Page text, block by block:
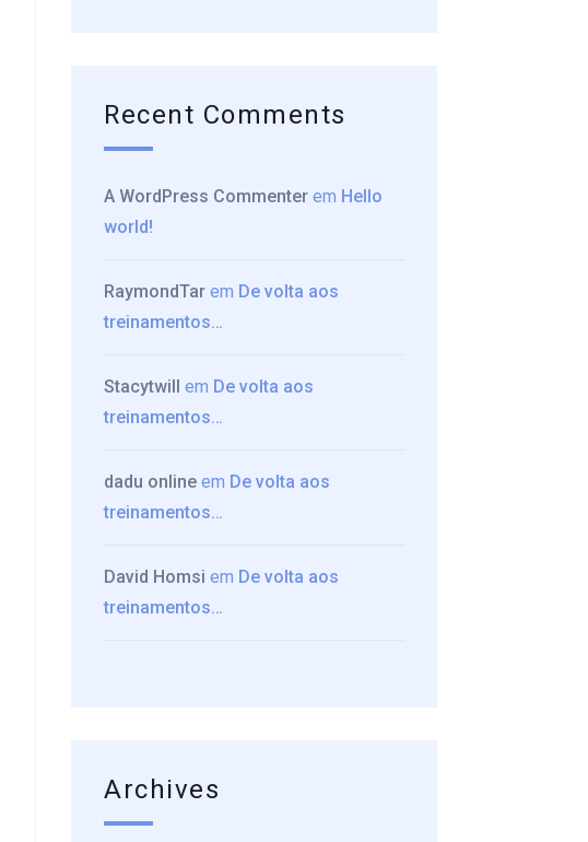
Recent Comments
A WordPress Commenter em Hello
world!
RaymondTar em De volta aos
treinamentos…
Stacytwill em De volta aos
treinamentos…
dadu online em De volta aos
treinamentos…
David Homsi em De volta aos
treinamentos…
Archives